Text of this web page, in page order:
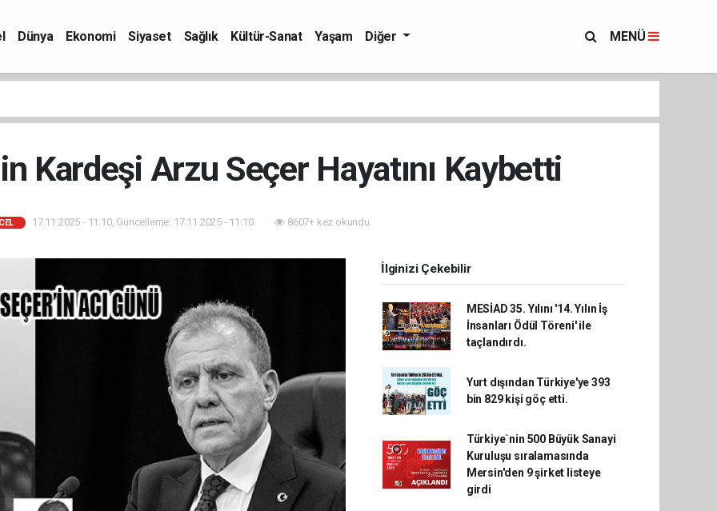
Dünya Ekonomi Siyaset Sağlık Kültür-Sanat Yaşam Diğer MENÜ
Kardeşi Arzu Seçer Hayatını Kaybetti
17.11.2025 - 11:10, Güncelleme: 17.11.2025 - 11:10 8607+ kez okundu.
İlginizi Çekebilir
MESİAD 35. Yılını '14. Yılın İş
İnsanları Ödül Töreni' ile
taçlandırdı.
Yurt dışından Türkiye'ye 393
bin 829 kişi göç etti.
Türkiye`nin 500 Büyük Sanayi
Kuruluşu sıralamasında
Mersin'den 9 şirket listeye
girdi